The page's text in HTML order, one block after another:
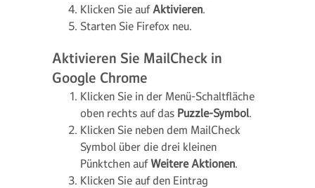
Klicken Sie auf Aktivieren.
Starten Sie Firefox neu.
Aktivieren Sie MailCheck in
Google Chrome
Klicken Sie in der Menü-Schaltfläche
oben rechts auf das Puzzle-Symbol.
Klicken Sie neben dem MailCheck
Symbol über die drei kleinen
Pünktchen auf Weitere Aktionen.
Klicken Sie auf den Eintrag